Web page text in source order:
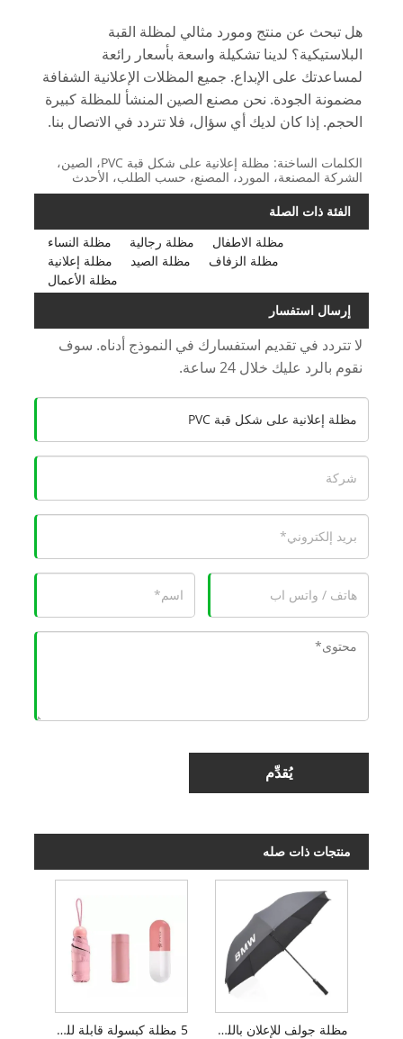
هل تبحث عن منتج ومورد مثالي لمظلة القبة
البلاستيكية؟ لدينا تشكيلة واسعة بأسعار رائعة
لمساعدتك على الإبداع. جميع المظلات الإعلانية الشفافة
مضمونة الجودة. نحن مصنع الصين المنشأ للمظلة كبيرة
الحجم. إذا كان لديك أي سؤال، فلا تتردد في الاتصال بنا.
الكلمات الساخنة: مظلة إعلانية على شكل قبة PVC، الصين،
الشركة المصنعة، المورد، المصنع، حسب الطلب، الأحدث
الفئة ذات الصلة
مظلة النساء
مظلة رجالية
مظلة الاطفال
مظلة إعلانية
مظلة الصيد
مظلة الزفاف
مظلة الأعمال
إرسال استفسار
لا تتردد في تقديم استفسارك في النموذج أدناه. سوف
نقوم بالرد عليك خلال 24 ساعة.
يُقدِّم
منتجات ذات صله
5 مظلة كبسولة قابلة للطي مظلة جولف للإعلان باللون الأسود